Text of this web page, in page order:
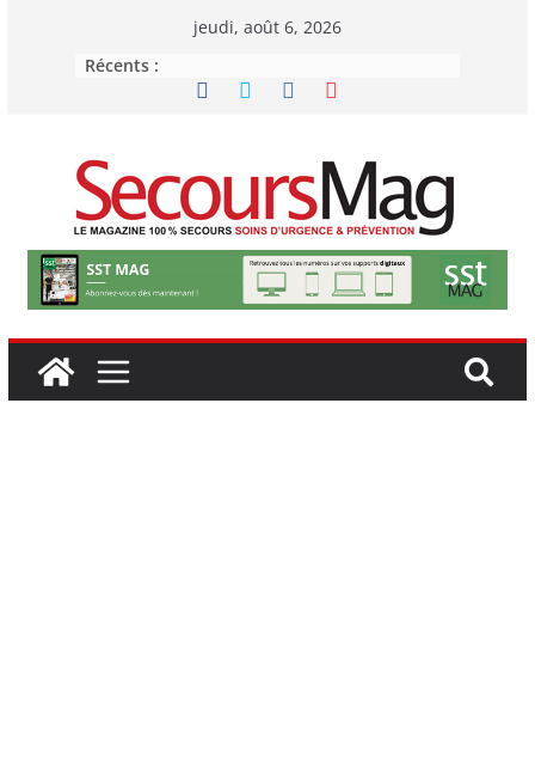
jeudi, août 6, 2026
Récents :